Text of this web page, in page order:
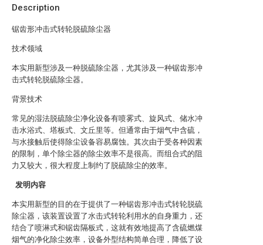
Description
锯齿形冲击式转轮脱硫除尘器
技术领域
本实用新型涉及一种脱硫除尘器，尤其涉及一种锯齿形冲
击式转轮脱硫除尘器。
背景技术
常见的湿法脱硫除尘净化设备有喷雾式、旋风式、储水冲
击水浴式、塔板式、文丘里等。但通常由于烟气中含硫，
与水接触后使得除尘设备容易腐蚀。其次由于受各种因素
的限制，单个除尘器的除尘效率不是很高。而组合式的阻
力又较大，很大程度上制约了脱硫除尘的效率。
发明内容
本实用新型的目的在于提供了一种锯齿形冲击式转轮脱硫
除尘器，该装置设置了水击式转轮利用水的自身重力，还
结合了喷淋式和锯齿隔板式，这就有效地提高了含硫燃煤
烟气的净化除尘效率，设备外型结构简单合理，降低了设